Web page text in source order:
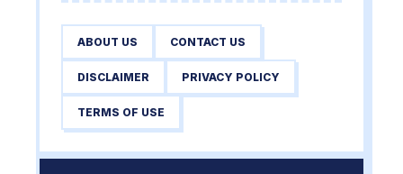
ABOUT US CONTACT US
DISCLAIMER PRIVACY POLICY
TERMS OF USE